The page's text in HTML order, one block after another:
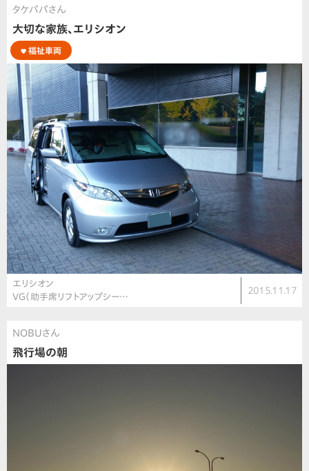
タケパパさん
大切な家族、エリシオン
福祉車両
エリシオン
VG（助手席リフトアップシー…
2015.11.17
NOBUさん
飛行場の朝